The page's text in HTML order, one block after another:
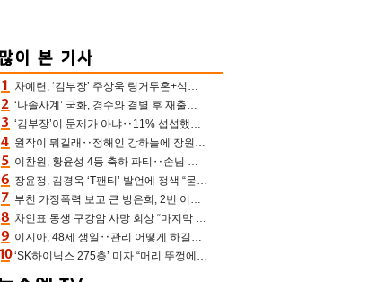
차예련, ‘김부장’ 주상욱 링거투혼+식스팩 비화 “옷 벗는데 아저씨는 안 된다고”(차장금)
‘나솔사계’ 국화, 경수와 결별 후 재출연…첫인상 3표 몰표
‘김부장’이 문제가 아냐‥11% 섭섭했던 ‘재벌X형사2’ 돈·빽 총동원해 컴백 [TV보고서]
원작이 뭐길래‥정해인 강하늘에 장원영까지 참여한 이 영화
이찬원, 황윤성 4등 축하 파티‥손님 모으려 블랙핑크 지수와 친한 척(편스토랑)[어제TV]
장윤정, 김경욱 ‘T팬티’ 발언에 정색 “묻지 않았는데, 그것도 성희롱”(장공장)
부친 가정폭력 보고 큰 방은희, 2번 이혼 후 잠수→母 고독사에 자책(특종세상)[어제TV]
차인표 동생 구강암 사망 회상 “마지막 순간 동생 손 잡아준 신애라, 두고두고 고마워” (신애라이프)
이지아, 48세 생일‥관리 어떻게 하길래 놀라운 동안 미모
‘SK하이닉스 275층’ 미자 “머리 뚜껑에서 사, 주식만 안 해도 돈 버는 것”